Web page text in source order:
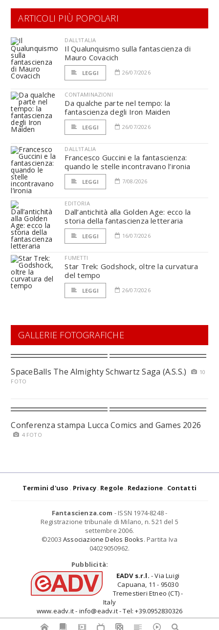
ARTICOLI PIÙ POPOLARI
DALL'ITALIA
Il Qualunquismo sulla fantascienza di
Mauro Covacich
LEGGI 26/07/2026
CONTAMINAZIONI
Da qualche parte nel tempo: la
fantascienza degli Iron Maiden
LEGGI 26/07/2026
DALL'ITALIA
Francesco Guccini e la fantascienza:
quando le stelle incontravano l’ironia
LEGGI 7/08/2026
EDITORIA
Dall’antichità alla Golden Age: ecco la
storia della fantascienza letteraria
LEGGI 16/07/2026
FUMETTI
Star Trek: Godshock, oltre la curvatura
del tempo
LEGGI 26/07/2026
GALLERIE FOTOGRAFICHE
SpaceBalls The Almighty Schwartz Saga (A.S.S.)
10
FOTO
Conferenza stampa Lucca Comics and Games 2026
4 FOTO
Termini d'uso Privacy Regole Redazione Contatti
Fantascienza.com - ISSN 1974-8248 -
Registrazione tribunale di Milano, n. 521 del 5
settembre 2006.
©2003 Associazione Delos Books. Partita Iva
04029050962.
Pubblicità:
EADV s.r.l. - Via Luigi
Capuana, 11 - 95030
Tremestieri Etneo (CT) -
Italy
www.eadv.it - info@eadv.it - Tel: +39.0952830326